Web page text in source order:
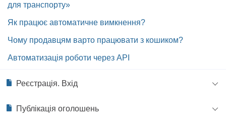
для транспорту»
Як працює автоматичне вимкнення?
Чому продавцям варто працювати з кошиком?
Автоматизація роботи через API
Реєстрація. Вхід
Публікація оголошень